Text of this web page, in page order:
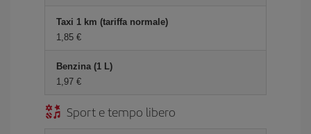
Taxi 1 km (tariffa normale)
1,85 €
Benzina (1 L)
1,97 €
Sport e tempo libero